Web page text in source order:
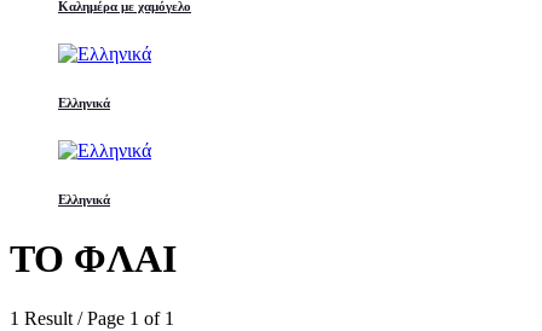
Καλημέρα με χαμόγελο
Ελληνικά
Ελληνικά
ΤΟ ΦΛΑΙ
1 Result / Page 1 of 1